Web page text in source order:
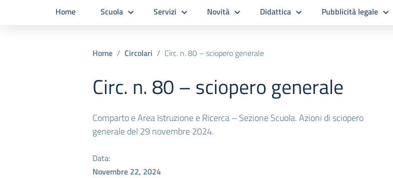
Home Scuola Servizi Novità Didattica Pubblicità legale
Home Circolari Circ. n. 80 – sciopero generale
Circ. n. 80 – sciopero generale
Comparto e Area Istruzione e Ricerca – Sezione Scuola. Azioni di sciopero
generale del 29 novembre 2024.
Data:
Novembre 22, 2024